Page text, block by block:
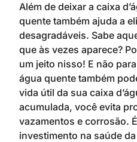
Além de deixar a caixa
quente também ajuda a
desagradáveis. Sabe
que às vezes aparece?
um jeito nisso! E não
água quente também
vida útil da sua caixa
acumulada, você evita
vazamentos e corrosão.
investimento na saúde